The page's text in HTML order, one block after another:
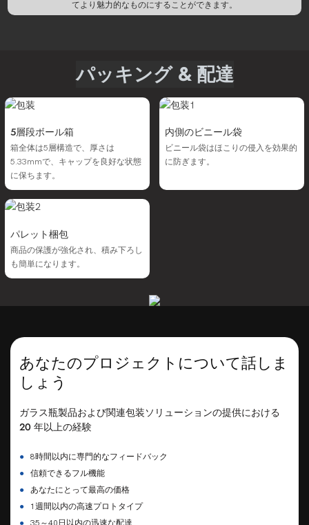
てより魅力的なものにすることができます。
パッキング & 配達
5層段ボール箱
箱全体は5層構造で、厚さは
5.33mmで、キャップを良好な状態
に保ちます。
内側のビニール袋
ビニール袋はほこりの侵入を効果的
に防ぎます。
パレット梱包
商品の保護が強化され、積み下ろし
も簡単になります。
あなたのプロジェクトについて話しま
しょう
ガラス瓶製品および関連包装ソリューションの提供における
20 年以上の経験
●
8時間以内に専門的なフィードバック
●
信頼できるフル機能
●
あなたにとって最高の価格
●
1週間以内の高速プロトタイプ